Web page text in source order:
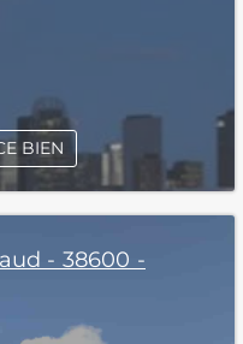
BIEN
- 38600 -